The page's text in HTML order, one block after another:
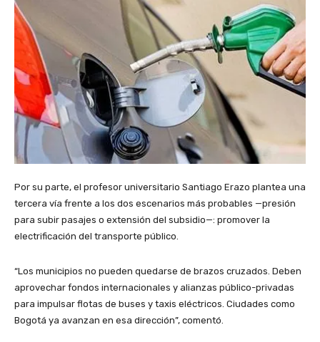
Por su parte, el profesor universitario Santiago Erazo plantea una
tercera vía frente a los dos escenarios más probables —presión
para subir pasajes o extensión del subsidio—: promover la
electrificación del transporte público.
“Los municipios no pueden quedarse de brazos cruzados. Deben
aprovechar fondos internacionales y alianzas público-privadas
para impulsar flotas de buses y taxis eléctricos. Ciudades como
Bogotá ya avanzan en esa dirección”, comentó.